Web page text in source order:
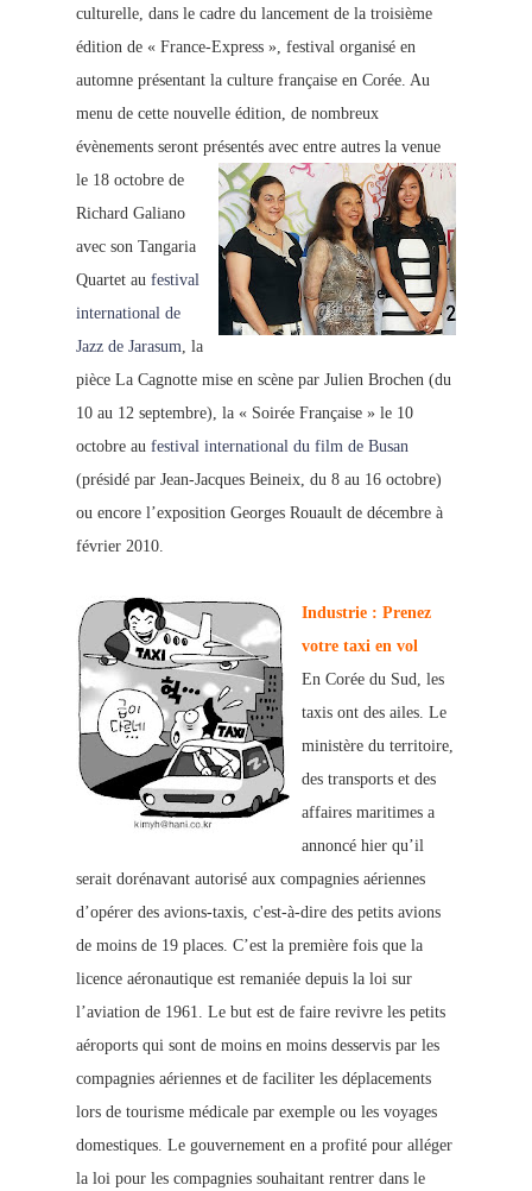
culturelle, dans le cadre du lancement de la troisième
édition de « France-Express », festival organisé en
automne présentant la culture française en Corée. Au
menu de cette nouvelle édition, de nombreux
évènements seront présentés avec entre autres la venue
le 18 octobre de
Richard Galiano
avec son Tangaria
Quartet au festival
international de
Jazz de Jarasum, la
pièce La Cagnotte mise en scène par Julien Brochen (du
10 au 12 septembre), la « Soirée Française » le 10
octobre au festival international du film de Busan
(présidé par Jean-Jacques Beineix, du 8 au 16 octobre)
ou encore l’exposition Georges Rouault de décembre à
février 2010.
Industrie : Prenez
votre taxi en vol
En Corée du Sud, les
taxis ont des ailes. Le
ministère du territoire,
des transports et des
affaires maritimes a
annoncé hier qu’il
serait dorénavant autorisé aux compagnies aériennes
d’opérer des avions-taxis, c'est-à-dire des petits avions
de moins de 19 places. C’est la première fois que la
licence aéronautique est remaniée depuis la loi sur
l’aviation de 1961. Le but est de faire revivre les petits
aéroports qui sont de moins en moins desservis par les
compagnies aériennes et de faciliter les déplacements
lors de tourisme médicale par exemple ou les voyages
domestiques. Le gouvernement en a profité pour alléger
la loi pour les compagnies souhaitant rentrer dans le